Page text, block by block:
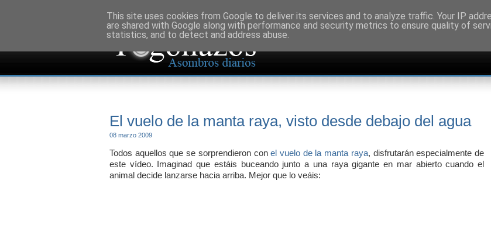
El vuelo de la manta raya, visto desde debajo del agua
08 marzo 2009
Todos aquellos que se sorprendieron conel vuelo de la manta raya, disfrutarán especialmente de
este vídeo. Imaginad que estáis buceando junto a una raya gigante en mar abierto cuando el
animal decide lanzarse hacia arriba. Mejor que lo veáis:
This site uses cookies from Google to deliver its services and to analyze traffic. Your IP
are shared with Google along with performance and security metrics to ensure quality of
statistics, and to detect and address abuse.